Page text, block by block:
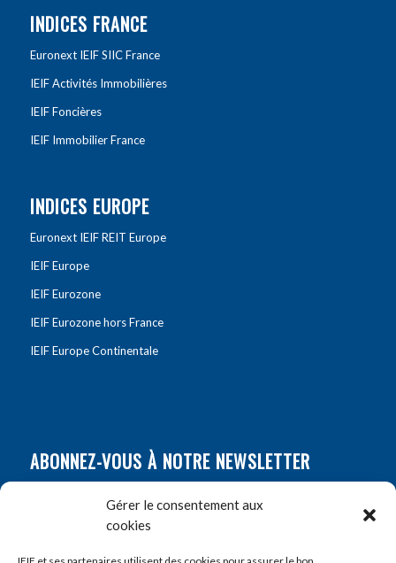
Gérer le consentement aux
cookies
INDICES FRANCE
Euronext IEIF SIIC France
IEIF Activités Immobilières
IEIF Foncières
IEIF Immobilier France
INDICES EUROPE
Euronext IEIF REIT Europe
IEIF Europe
IEIF Eurozone
IEIF Eurozone hors France
IEIF Europe Continentale
ABONNEZ-VOUS À NOTRE NEWSLETTER
Prénom*